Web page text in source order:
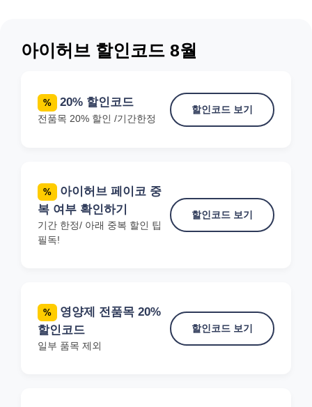
아이허브 할인코드 8월
% 20% 할인코드
전품목 20% 할인 /기간한정
할인코드 보기
%
아이허브 페이코 중
복 여부 확인하기
기간 한정/ 아래 중복 할인 팁
필독!
할인코드 보기
%
영양제 전품목 20%
할인코드
일부 품목 제외
할인코드 보기